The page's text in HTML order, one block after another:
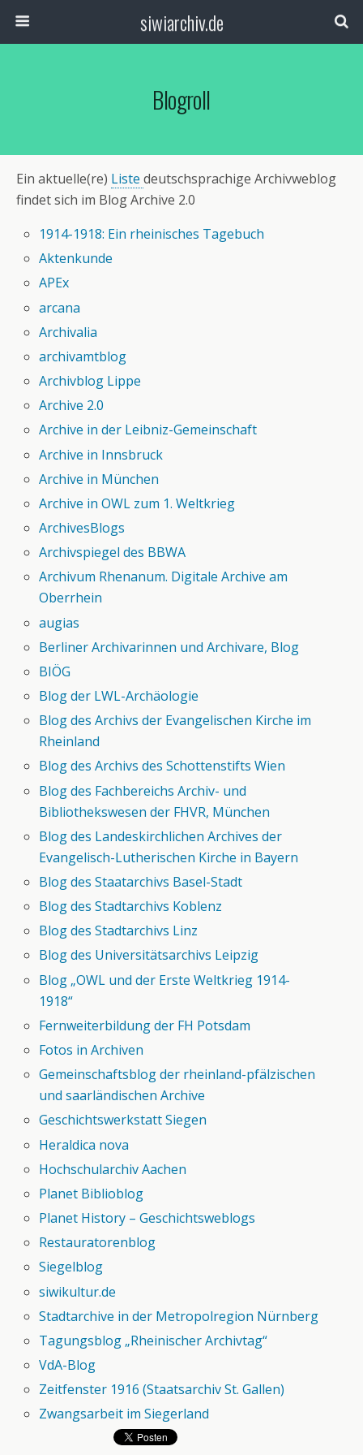
siwiarchiv.de
Blogroll
Ein aktuelle(re) Liste deutschsprachige Archivweblog
findet sich im Blog Archive 2.0
1914-1918: Ein rheinisches Tagebuch
Aktenkunde
APEx
arcana
Archivalia
archivamtblog
Archivblog Lippe
Archive 2.0
Archive in der Leibniz-Gemeinschaft
Archive in Innsbruck
Archive in München
Archive in OWL zum 1. Weltkrieg
ArchivesBlogs
Archivspiegel des BBWA
Archivum Rhenanum. Digitale Archive am
Oberrhein
augias
Berliner Archivarinnen und Archivare, Blog
BIÖG
Blog der LWL-Archäologie
Blog des Archivs der Evangelischen Kirche im
Rheinland
Blog des Archivs des Schottenstifts Wien
Blog des Fachbereichs Archiv- und
Bibliothekswesen der FHVR, München
Blog des Landeskirchlichen Archives der
Evangelisch-Lutherischen Kirche in Bayern
Blog des Staatarchivs Basel-Stadt
Blog des Stadtarchivs Koblenz
Blog des Stadtarchivs Linz
Blog des Universitätsarchivs Leipzig
Blog „OWL und der Erste Weltkrieg 1914-
1918“
Fernweiterbildung der FH Potsdam
Fotos in Archiven
Gemeinschaftsblog der rheinland-pfälzischen
und saarländischen Archive
Geschichtswerkstatt Siegen
Heraldica nova
Hochschularchiv Aachen
Planet Biblioblog
Planet History – Geschichtsweblogs
Restauratorenblog
Siegelblog
siwikultur.de
Stadtarchive in der Metropolregion Nürnberg
Tagungsblog „Rheinischer Archivtag“
VdA-Blog
Zeitfenster 1916 (Staatsarchiv St. Gallen)
Zwangsarbeit im Siegerland